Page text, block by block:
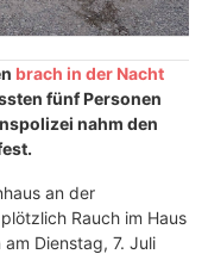
brach in der Nacht
fünf Personen
nahm den
an der
Rauch im Haus
Dienstag, 7. Juli